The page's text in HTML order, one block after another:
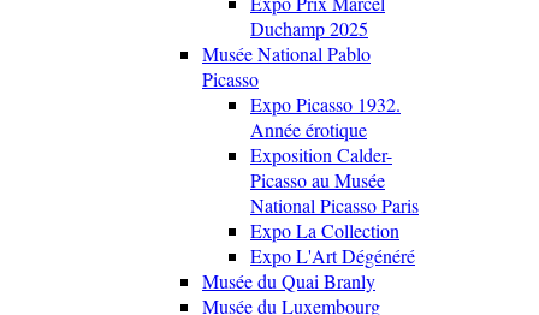
Duchamp 2025
Musée National Pablo
Picasso
Expo Picasso 1932.
Année érotique
Exposition Calder-
Picasso au Musée
National Picasso Paris
Expo La Collection
Expo L'Art Dégénéré
Musée du Quai Branly
Musée du Luxembourg